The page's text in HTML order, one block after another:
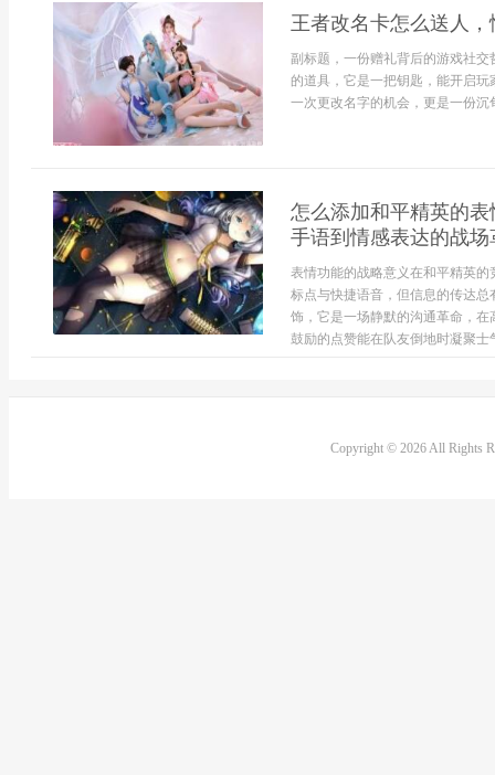
王者改名卡怎么送人
副标题，一份赠礼背后的游戏社
的道具，它是一把钥匙，能开启
一次更改名字的机会，更是一份
怎么添加和平精英的
手语到情感表达的战场
表情功能的战略意义在和平精英
标点与快捷语音，但信息的传达
饰，它是一场静默的沟通革命，
鼓励的点赞能在队友倒地时凝聚
Copyright © 2026 All Rights